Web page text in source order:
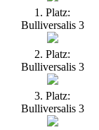
1. Platz:
Bulliversalis 3
2. Platz:
Bulliversalis 3
3. Platz:
Bulliversalis 3